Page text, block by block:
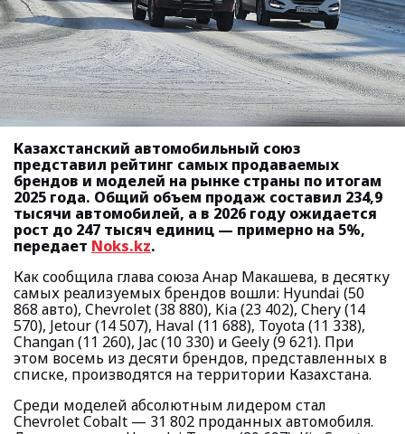
Казахстанский автомобильный союз
представил рейтинг самых продаваемых
брендов и моделей на рынке страны по итогам
2025 года. Общий объем продаж составил 234,9
тысячи автомобилей, а в 2026 году ожидается
рост до 247 тысяч единиц — примерно на 5%,
передает Noks.kz.
Как сообщила глава союза Анар Макашева, в десятку
самых реализуемых брендов вошли: Hyundai (50
868 авто), Chevrolet (38 880), Kia (23 402), Chery (14
570), Jetour (14 507), Haval (11 688), Toyota (11 338),
Changan (11 260), Jac (10 330) и Geely (9 621). При
этом восемь из десяти брендов, представленных в
списке, производятся на территории Казахстана.
Среди моделей абсолютным лидером стал
Chevrolet Cobalt — 31 802 проданных автомобиля.